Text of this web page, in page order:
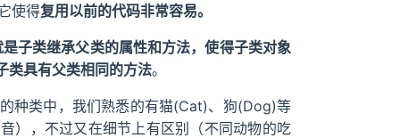
使得复用以前的代码非常容易。
子类继承父类的属性和方法，使得子类对象
类具有父类相同的方法。
种类中，我们熟悉的有猫(Cat)、狗(Dog)等
），不过又在细节上有区别（不同动物的吃